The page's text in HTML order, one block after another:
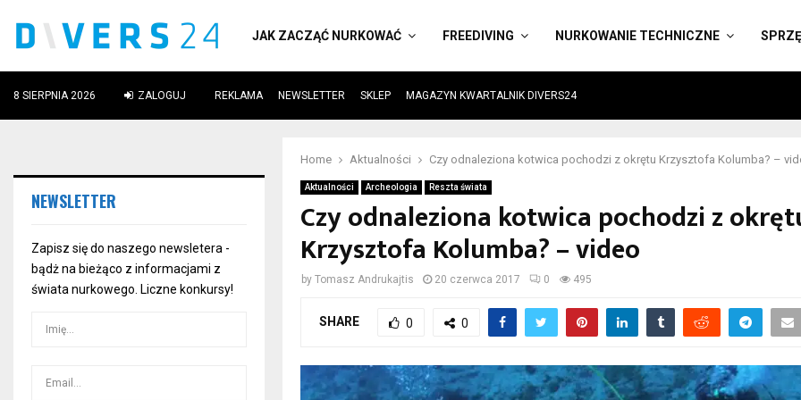
JAK ZACZĄĆ NURKOWAĆ FREEDIVING NURKOWANIE TECHNICZNE
8 SIERPNIA 2026 ZALOGUJ REKLAMA NEWSLETTER SKLEP MAGAZYN KWARTALNIK DIVERS24
Home Aktualności Czy odnaleziona kotwica pochodzi z okrętu Krzysztofa Kolumba? –
Aktualności Archeologia Reszta świata
Czy odnaleziona kotwica pochodzi z
Krzysztofa Kolumba? – video
byTomasz Andrukajtis 20 czerwca 2017 0 495
SHARE 0 0
NEWSLETTER
Zapisz się do naszego newsletera -
bądż na bieżąco z informacjami z
świata nurkowego. Liczne konkursy!